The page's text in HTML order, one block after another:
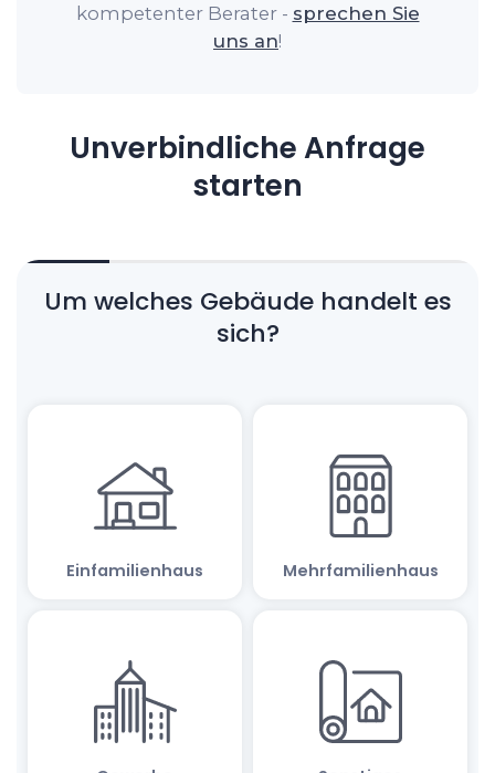
kompetenter Berater - sprechen Sie
uns an!
Unverbindliche Anfrage
starten